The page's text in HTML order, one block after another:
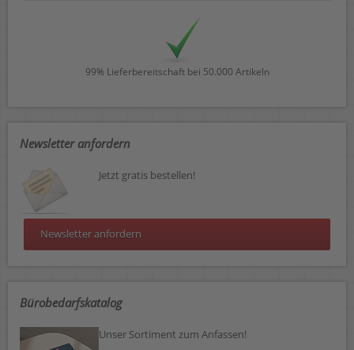
99% Lieferbereitschaft bei 50.000 Artikeln
Newsletter anfordern
Jetzt gratis bestellen!
Newsletter anfordern
Bürobedarfskatalog
Unser Sortiment zum Anfassen!